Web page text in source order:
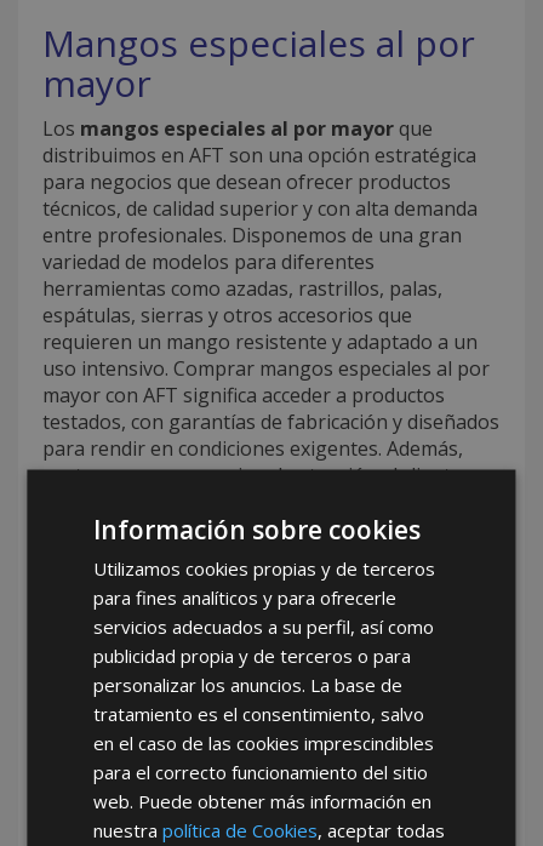
Mangos especiales al por
mayor
Los mangos especiales al por mayorque
distribuimos en AFT son una opción estratégica
para negocios que desean ofrecer productos
técnicos, de calidad superior y con alta demanda
entre profesionales. Disponemos de una gran
variedad de modelos para diferentes
herramientas como azadas, rastrillos, palas,
espátulas, sierras y otros accesorios que
requieren un mango resistente y adaptado a un
uso intensivo. Comprar mangos especiales al por
mayor con AFT significa acceder a productos
testados, con garantías de fabricación y diseñados
para rendir en condiciones exigentes. Además,
contamos con un equipo de atención al cliente
específicas, ayudando a nuestros distribuidores a
AFT, cada compra de mangos especiales al por
mayor se convierte en una oportunidad de valor y
rentabilidad.
Tu mejor opción de mayorista de
ferretería con AFT
En AFT somos
tu mejor opción de mayorista de
ferreteríaporque entendemos las necesidades
reales del canal profesional y respondemos con
Información sobre cookies
Utilizamos cookies propias y de terceros
para fines analíticos y para ofrecerle
servicios adecuados a su perfil, así como
publicidad propia y de terceros o para
personalizar los anuncios. La base de
tratamiento es el consentimiento, salvo
en el caso de las cookies imprescindibles
para el correcto funcionamiento del sitio
web. Puede obtener más información en
nuestrapolítica de Cookies, aceptar todas